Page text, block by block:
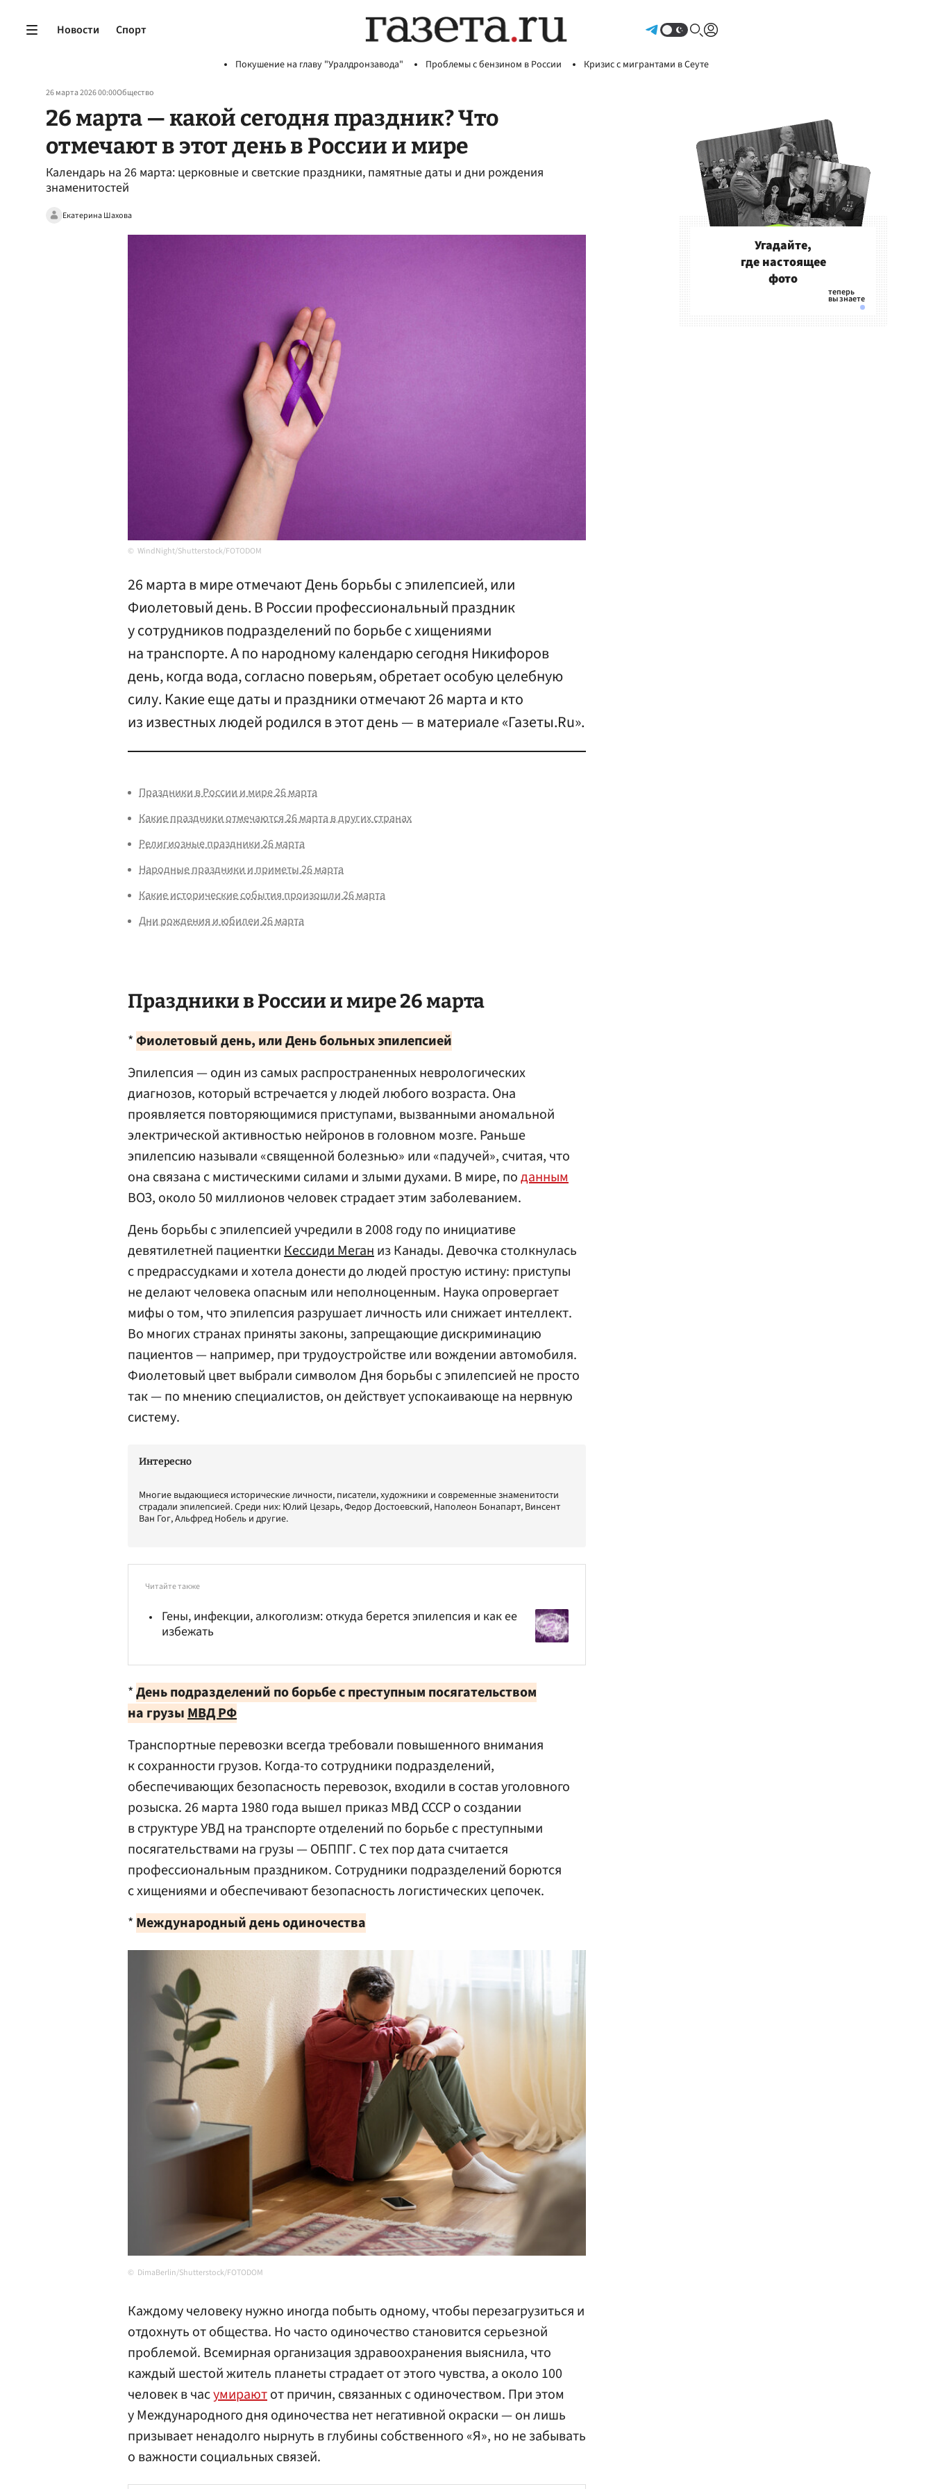
Новости Спорт
Покушение на главу "Уралдронзавода" Проблемы с бензином в России Кризис с мигрантами в Сеуте
26 марта 2026 00:00Общество
26 марта — какой сегодня праздник? Что
отмечают в этот день в России и мире
Календарь на 26 марта: церковные и светские праздники, памятные даты и дни рождения
знаменитостей
Екатерина Шахова
WindNight/Shutterstock/FOTODOM
26 марта в мире отмечают День борьбы с эпилепсией, или
Фиолетовый день. В России профессиональный праздник
у сотрудников подразделений по борьбе с хищениями
на транспорте. А по народному календарю сегодня Никифоров
день, когда вода, согласно поверьям, обретает особую целебную
силу. Какие еще даты и праздники отмечают 26 марта и кто
из известных людей родился в этот день — в материале «Газеты.Ru».
Праздники в России и мире 26 марта
Какие праздники отмечаются 26 марта в других странах
Религиозные праздники 26 марта
Народные праздники и приметы 26 марта
Какие исторические события произошли 26 марта
Дни рождения и юбилеи 26 марта
Праздники в России и мире 26 марта
* Фиолетовый день, или День больных эпилепсией
Эпилепсия — один из самых распространенных неврологических
диагнозов, который встречается у людей любого возраста. Она
проявляется повторяющимися приступами, вызванными аномальной
электрической активностью нейронов в головном мозге. Раньше
эпилепсию называли «священной болезнью» или «падучей», считая, что
она связана с мистическими силами и злыми духами. В мире, поданным
ВОЗ, около 50 миллионов человек страдает этим заболеванием.
День борьбы с эпилепсией учредили в 2008 году по инициативе
девятилетней пациенткиКессиди Меганиз Канады. Девочка столкнулась
с предрассудками и хотела донести до людей простую истину: приступы
не делают человека опасным или неполноценным. Наука опровергает
мифы о том, что эпилепсия разрушает личность или снижает интеллект.
Во многих странах приняты законы, запрещающие дискриминацию
пациентов — например, при трудоустройстве или вождении автомобиля.
Фиолетовый цвет выбрали символом Дня борьбы с эпилепсией не просто
так — по мнению специалистов, он действует успокаивающе на нервную
систему.
Интересно
Многие выдающиеся исторические личности, писатели, художники и современные знаменитости
страдали эпилепсией. Среди них: Юлий Цезарь, Федор Достоевский, Наполеон Бонапарт, Винсент
Ван Гог, Альфред Нобель и другие.
Читайте также
Гены, инфекции, алкоголизм: откуда берется эпилепсия и как ее
избежать
*День подразделений по борьбе с преступным посягательством
на грузыМВДРФ
Транспортные перевозки всегда требовали повышенного внимания
к сохранности грузов. Когда-то сотрудники подразделений,
обеспечивающих безопасность перевозок, входили в состав уголовного
розыска. 26 марта 1980 года вышел приказ МВД СССР о создании
в структуре УВД на транспорте отделений по борьбе с преступными
посягательствами на грузы — ОБППГ. С тех пор дата считается
профессиональным праздником. Сотрудники подразделений борются
с хищениями и обеспечивают безопасность логистических цепочек.
* Международный день одиночества
DimaBerlin/Shutterstock/FOTODOM
Каждому человеку нужно иногда побыть одному, чтобы перезагрузиться и
отдохнуть от общества. Но часто одиночество становится серьезной
проблемой. Всемирная организация здравоохранения выяснила, что
каждый шестой житель планеты страдает от этого чувства, а около 100
человек в часумираютот причин, связанных с одиночеством. При этом
у Международного дня одиночества нет негативной окраски — он лишь
призывает ненадолго нырнуть в глубины собственного «Я», но не забывать
о важности социальных связей.
Угадайте,
где настоящее
фото